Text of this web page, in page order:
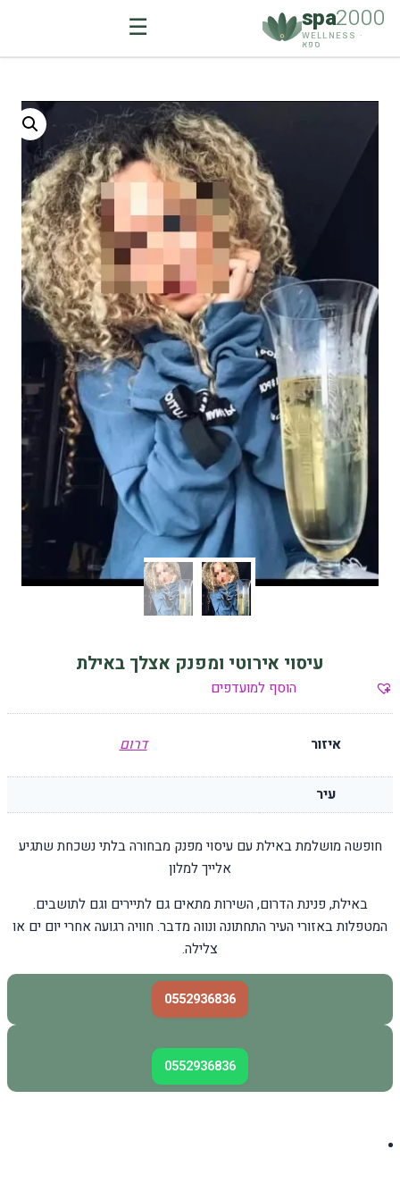
spa2000
WELLNESS ·
ספא ☰
עיסוי אירוטי ומפנק אצלך באילת
הוסף למועדפים
איזור דרום
עיר
חופשה מושלמת באילת עם עיסוי מפנק מבחורה בלתי נשכחת שתגיע
אלייך למלון
באילת, פנינת הדרום, השירות מתאים גם לתיירים וגם לתושבים.
המטפלות באזורי העיר התחתונה ונווה מדבר. חוויה רגועה אחרי יום ים או
צלילה.
0552936836
0552936836